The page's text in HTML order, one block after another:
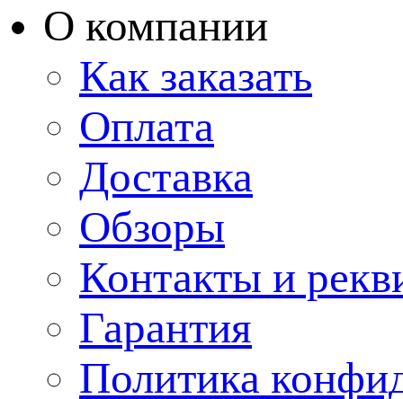
О компании
Как заказать
Оплата
Доставка
Обзоры
Контакты и
Гарантия
Политика